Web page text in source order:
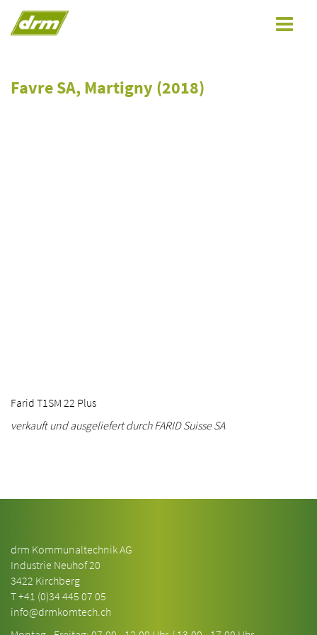
Toggle
Favre SA, Martigny (2018)
Farid T1SM 22 Plus
verkauft und ausgeliefert durch FARID Suisse SA
drm Kommunaltechnik AG
Industrie Neuhof 20
3422 Kirchberg
T+41 (0)34 445 07 05
info@drmkomtech.ch